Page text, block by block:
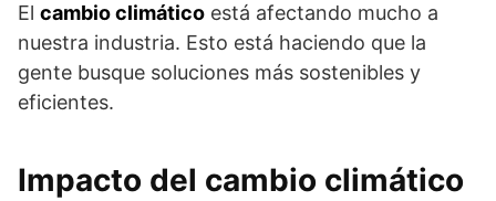
El cambio climático está afectando mucho a
nuestra industria. Esto está haciendo que la
gente busque soluciones más sostenibles y
eficientes.
Impacto del cambio climático